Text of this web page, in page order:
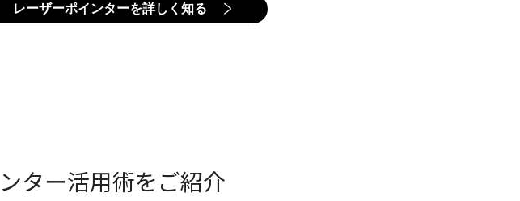
レーザーポインターを詳しく知る
ター活用術をご紹介